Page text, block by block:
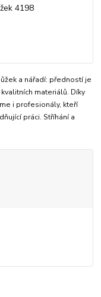
a nářadí: předností je
materiálů. Díky
i profesionály, kteří
práci. Stříhání a